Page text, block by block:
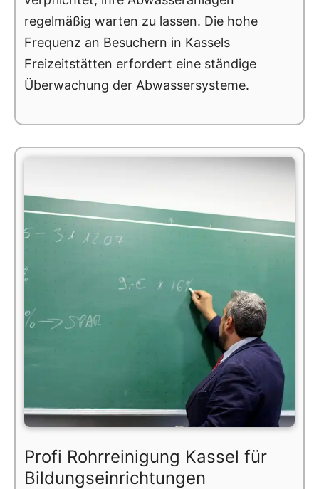
regelmäßig warten zu lassen. Die hohe
Frequenz an Besuchern in Kassels
Freizeitstätten erfordert eine ständige
Überwachung der Abwassersysteme.
Profi Rohrreinigung Kassel für
Bildungseinrichtungen